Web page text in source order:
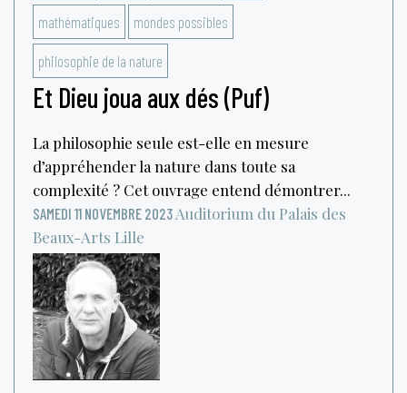
mathématiques mondes possibles
philosophie de la nature
Et Dieu joua aux dés (Puf)
La philosophie seule est-elle en mesure
d’appréhender la nature dans toute sa
complexité ? Cet ouvrage entend démontrer...
SAMEDI 11 NOVEMBRE 2023 Auditorium du Palais des
Beaux-Arts Lille